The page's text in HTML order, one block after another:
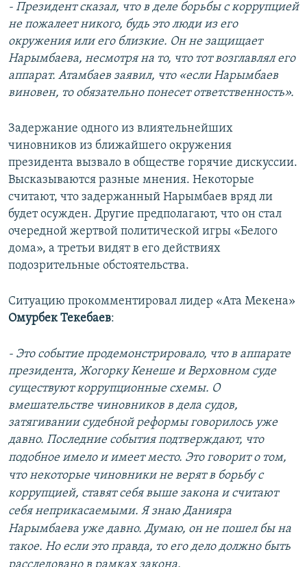
- Президент сказал, что в деле борьбы с коррупцией
не пожалеет никого, будь это люди из его
окружения или его близкие. Он не защищает
Нарымбаева, несмотря на то, что тот возглавлял его
аппарат. Атамбаев заявил, что «если Нарымбаев
виновен, то обязательно понесет ответственность».
Задержание одного из влиятельнейших
чиновников из ближайшего окружения
президента вызвало в обществе горячие дискуссии.
Высказываются разные мнения. Некоторые
считают, что задержанный Нарымбаев вряд ли
будет осужден. Другие предполагают, что он стал
очередной жертвой политической игры «Белого
дома», а третьи видят в его действиях
подозрительные обстоятельства.
Ситуацию прокомментировал лидер «Ата Мекена»
Омурбек Текебаев:
- Это событие продемонстрировало, что в аппарате
президента, Жогорку Кенеше и Верховном суде
существуют коррупционные схемы. О
вмешательстве чиновников в дела судов,
затягивании судебной реформы говорилось уже
давно. Последние события подтверждают, что
подобное имело и имеет место. Это говорит о том,
чтонекоторые чиновники не верятв борьбу с
коррупцией, ставят себя выше закона и считают
себя неприкасаемыми. Я знаю Данияра
Нарымбаева уже давно. Думаю, он не пошел бы на
такое. Но если это правда, то его дело должно быть